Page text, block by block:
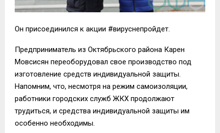
Он присоединился к акции #вируснепройдет.
Предприниматель из Октябрьского района Карен
Мовсисян переоборудовал свое производство под
изготовление средств индивидуальной защиты.
Напомним, что, несмотря на режим самоизоляции,
работники городских служб ЖКХ продолжают
трудиться, и средства индивидуальной защиты им
особенно необходимы.